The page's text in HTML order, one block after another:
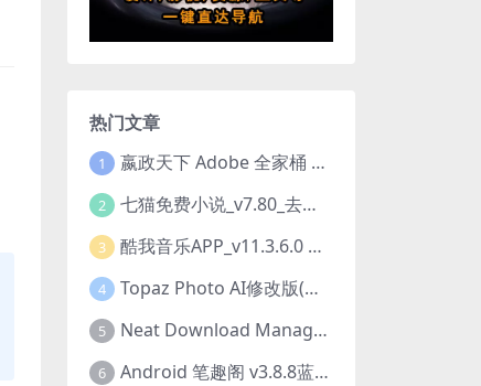
热门文章
1 嬴政天下 Adobe 全家桶 2020.2021.2022.2023.2024.2025大师版（2025年08月版 ）
2 七猫免费小说_v7.80_去除广告解锁VIP会员版
3 酷我音乐APP_v11.3.6.0 去广告修改豪华VIP版
4 Topaz Photo AI修改版(图片降噪软件) v4.0.3
5 Neat Download Manager 1.4.10中文版NDM下载器简称NDM
6 Android 笔趣阁 v3.8.8蓝色/1.0.6 /2.7.7去广告完美版